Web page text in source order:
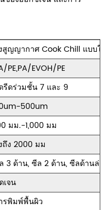
สูญญากาศ Cook Chill แบบใส
PE,PA/EVOH/PE
รีดร่วมชั้น 7 และ 9
500um
มม.-1,000 มม
ถึง 2000 มม
3 ด้าน, ซีล 2 ด้าน, ซีลด้านล่า
เจน
รพิมพ์พื้นผิว